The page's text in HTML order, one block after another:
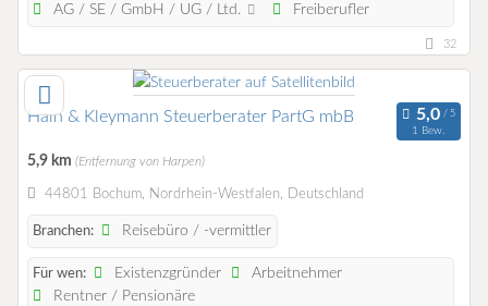
AG / SE / GmbH / UG / Ltd.
Freiberufler
32
Hain & Kleymann Steuerberater PartG mbB
1 Bew.
5,9 km (Entfernung von Harpen)
44801 Bochum, Nordrhein-Westfalen, Deutschland
Branchen: Reisebüro / -vermittler
Für wen: Existenzgründer
Arbeitnehmer
Rentner / Pensionäre